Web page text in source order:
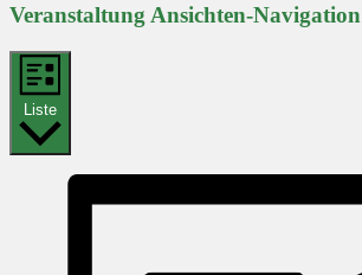
Veranstaltung Ansichten-Navigation
Liste